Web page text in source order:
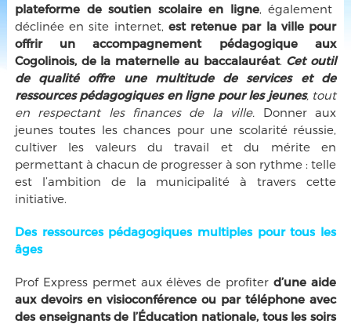
plateforme de soutien scolaire en ligne, également
déclinée en site internet, est retenue par la ville pour
offrir un accompagnement pédagogique aux
Cogolinois, de la maternelle au baccalauréat. Cet outil
de qualité offre une multitude de services et de
ressources pédagogiques en ligne pour les jeunes, tout
en respectant les finances de la ville. Donner aux
jeunes toutes les chances pour une scolarité réussie,
cultiver les valeurs du travail et du mérite en
permettant à chacun de progresser à son rythme : telle
est l’ambition de la municipalité à travers cette
initiative.
Des ressources pédagogiques multiples pour tous les
âges
Prof Express permet aux élèves de profiterd’une aide
aux devoirs en visioconférence ou par téléphone avec
des enseignants de l’Éducation nationale, tous les soirs